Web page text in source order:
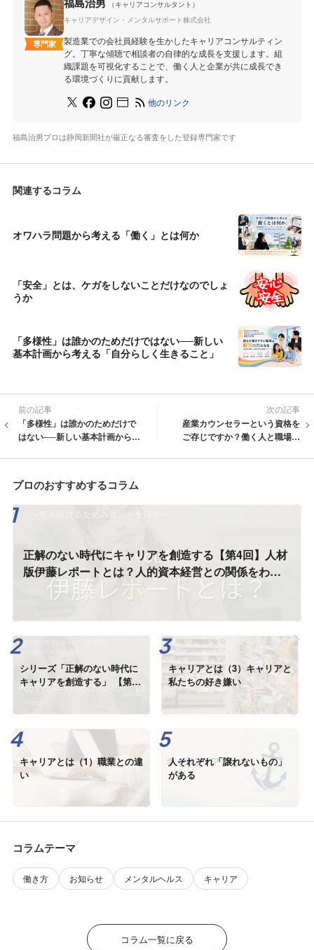
専門家
（キャリアコンサルタント）
キャリアデザイン・メンタルサポート株式会社
製造業での会社員経験を生かしたキャリアコンサルティン
グ。丁寧な傾聴で相談者の自律的な成長を支援します。組
織課題を可視化することで、働く人と企業が共に成長でき
る環境づくりに貢献します。
他のリンク
福島治男プロは静岡新聞社が厳正なる審査をした登録専門家です
関連するコラム
オワハラ問題から考える「働く」とは何か
「安全」とは、ケガをしないことだけなのでしょ
うか
「多様性」は誰かのためだけではない──新しい
基本計画から考える「自分らしく生きること」
前の記事
「多様性」は誰かのためだけで
はない──新しい基本計画から考
次の記事
産業カウンセラーという資格を
ご存じですか？働く人と職場を
プロのおすすめするコラム
正解のない時代にキャリアを創造する【第4回】人材
版伊藤レポートとは？人的資本経営との関係をわか
りやすく解説
シリーズ「正解のない時代に
キャリアを創造する」 【第3
回】人的資本経営が問い直す
キャリアとは（3）キャリアと
私たちの好き嫌い
キャリアとは（1）職業との違
い
人それぞれ「譲れないもの」
がある
コラムテーマ
働き方 お知らせ メンタルヘルス キャリア
コラム一覧に戻る